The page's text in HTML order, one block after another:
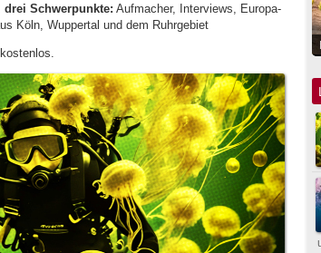
drei Schwerpunkte: Aufmacher, Interviews, Europa-
Köln, Wuppertal und dem Ruhrgebiet